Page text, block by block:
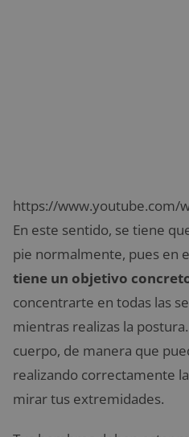
https://www.youtube.com/
En este sentido, se tiene
pie normalmente, pues en
tiene un objetivo
concentrarte en todas las
mientras realizas la
cuerpo, de manera que
realizando correctamente
mirar tus extremidades.